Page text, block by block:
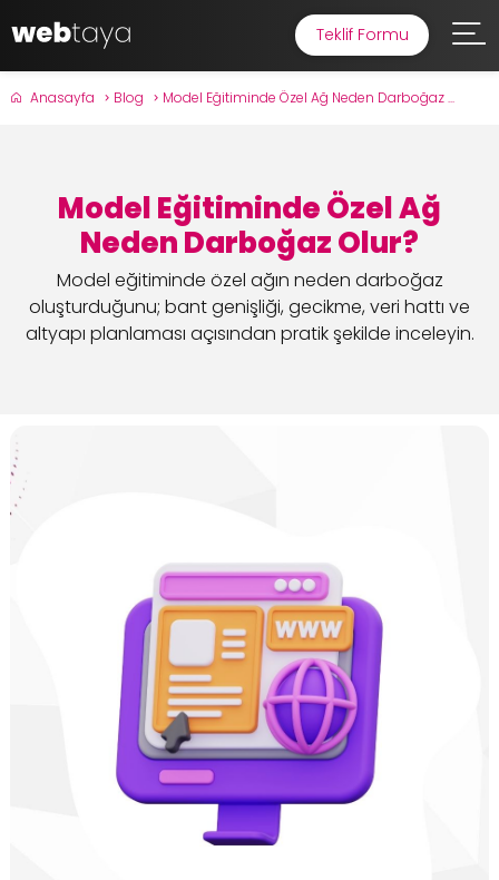
Teklif Formu
Anasayfa Blog Model Eğitiminde Özel Ağ Neden Darboğaz ...
Model Eğitiminde Özel Ağ
Neden Darboğaz Olur?
Model eğitiminde özel ağın neden darboğaz
oluşturduğunu; bant genişliği, gecikme, veri hattı ve
altyapı planlaması açısından pratik şekilde inceleyin.